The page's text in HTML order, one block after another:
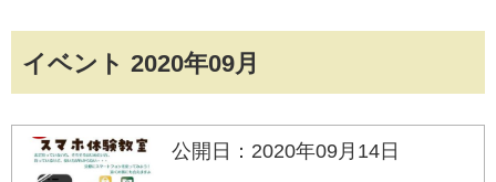
イベント 2020年09月
公開日：2020年09月14日